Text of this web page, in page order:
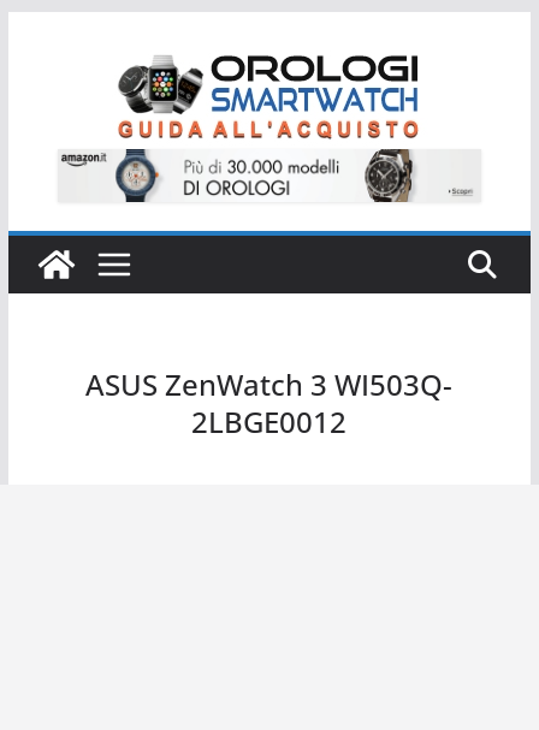
ASUS ZenWatch 3 WI503Q-
2LBGE0012